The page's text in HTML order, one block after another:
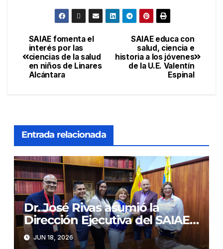
SAIAE educa con
salud, ciencia e
historia a los jóvenes
de la U.E. Valentín
Espinal
SAIAE fomenta el
interés por las
ciencias de la salud
en niños de Linares
Alcántara
Entrada relacionada
Dr. José Rivas asumió la
Dirección Ejecutiva del SAIAE
Dr. Arnoldo Gabaldon
JUN 18, 2026